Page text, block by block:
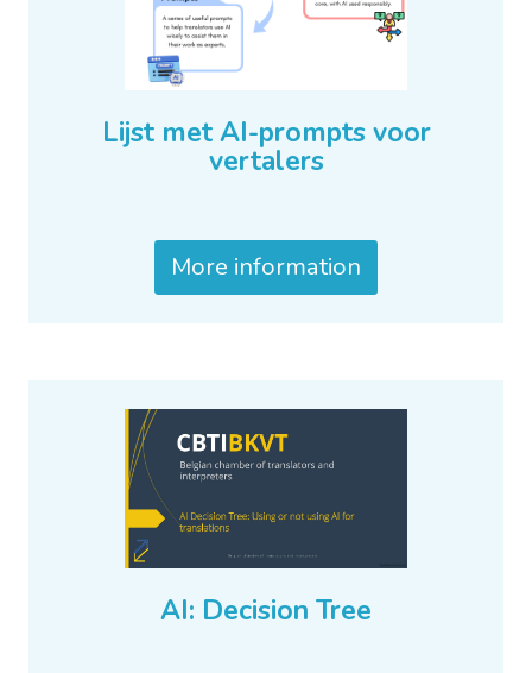
Lijst met AI-prompts voor
vertalers
More information
AI: Decision Tree